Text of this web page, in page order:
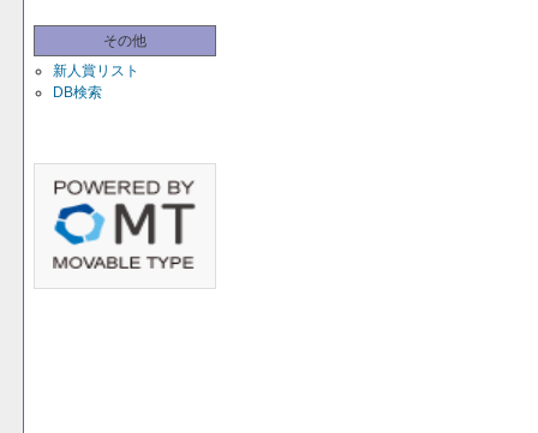
その他
新人賞リスト
DB検索